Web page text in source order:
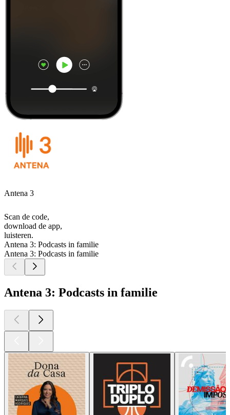
Antena 3
Scan de code,
download de app,
luisteren.
Antena 3: Podcasts in familie
Antena 3: Podcasts in familie
Antena 3: Podcasts in familie